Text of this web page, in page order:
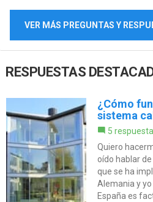
VER MÁS PREGUNTAS Y
RESPUESTAS
¿Cómo
sistema
5
Quiero
oído hablar
que se ha
Alemania y
España es